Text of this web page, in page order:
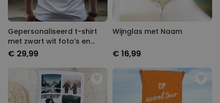
Gepersonaliseerd t-shirt
met zwart wit foto’s en
tekst
€ 29,99
Wijnglas met Naam
€ 16,99